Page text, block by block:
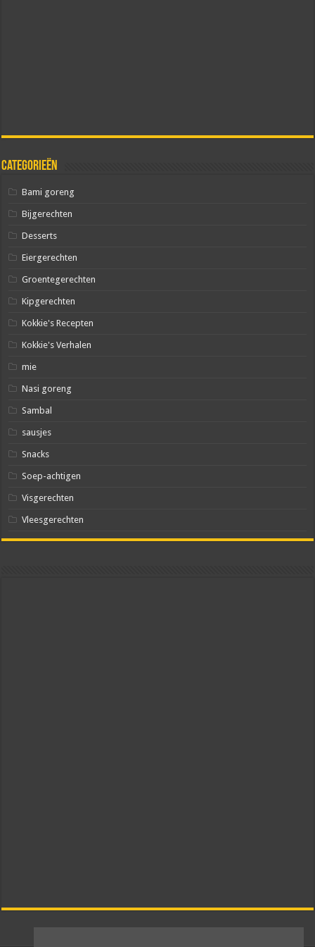
Categorieën
Bami goreng
Bijgerechten
Desserts
Eiergerechten
Groentegerechten
Kipgerechten
Kokkie's Recepten
Kokkie's Verhalen
mie
Nasi goreng
Sambal
sausjes
Snacks
Soep-achtigen
Visgerechten
Vleesgerechten